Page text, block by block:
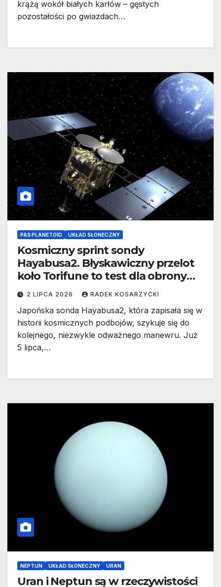
krążą wokół białych karłów – gęstych
pozostałości po gwiazdach…
PAS PLANETOID UKŁAD SŁONECZNY
Kosmiczny sprint sondy
Hayabusa2. Błyskawiczny przelot
koło Torifune to test dla obrony
planetarnej
2 LIPCA 2026 RADEK KOSARZYCKI
Japońska sonda Hayabusa2, która zapisała się w
historii kosmicznych podbojów, szykuje się do
kolejnego, niezwykle odważnego manewru. Już
5 lipca,…
NEPTUN UKŁAD SŁONECZNY URAN
Uran i Neptun są w rzeczywistości